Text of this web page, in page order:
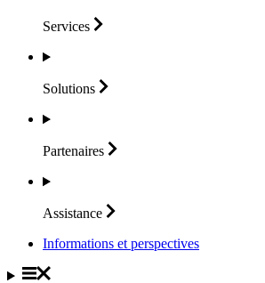
Services
Solutions
Partenaires
Assistance
Informations et perspectives